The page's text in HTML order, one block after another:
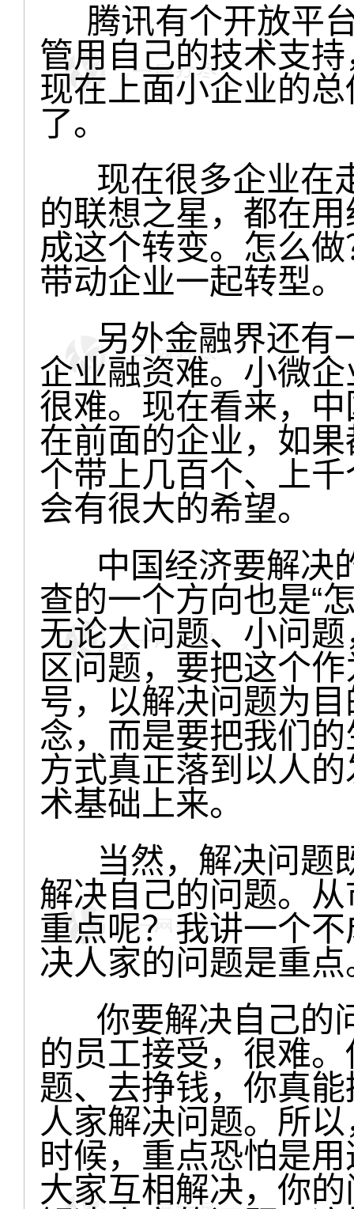
腾讯有个开放平
管用自己的技术支
现在上面小企业的
了。
现在很多企业在
的联想之星，都在
成这个转变。怎么
带动企业一起转型。
另外金融界还有
企业融资难。小微
很难。现在看来，
在前面的企业，如
个带上几百个、上
会有很大的希望。
中国经济要解决
查的一个方向也是“
无论大问题、小问
区问题，要把这个
号，以解决问题为
念，而是要把我们
方式真正落到以人
术基础上来。
当然，解决问题
解决自己的问题。
重点呢？我讲一个
决人家的问题是重点
你要解决自己的
的员工接受，很难
题、去挣钱，你真
人家解决问题。所
时候，重点恐怕是
大家互相解决，你